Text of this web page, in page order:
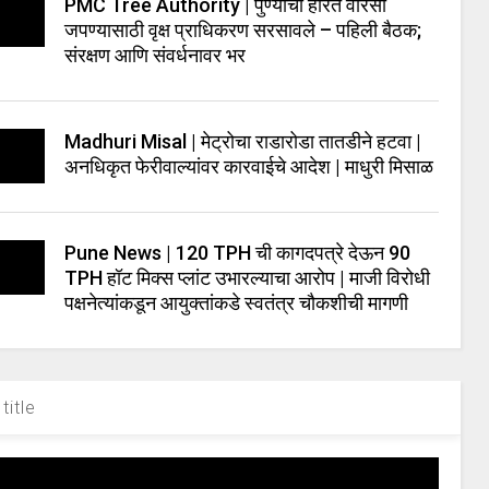
PMC Tree Authority | पुण्याचा हरित वारसा
जपण्यासाठी वृक्ष प्राधिकरण सरसावले – पहिली बैठक;
संरक्षण आणि संवर्धनावर भर
Madhuri Misal | मेट्रोचा राडारोडा तातडीने हटवा |
अनधिकृत फेरीवाल्यांवर कारवाईचे आदेश | माधुरी मिसाळ
Pune News | 120 TPH ची कागदपत्रे देऊन 90
TPH हॉट मिक्स प्लांट उभारल्याचा आरोप | माजी विरोधी
पक्षनेत्यांकडून आयुक्तांकडे स्वतंत्र चौकशीची मागणी